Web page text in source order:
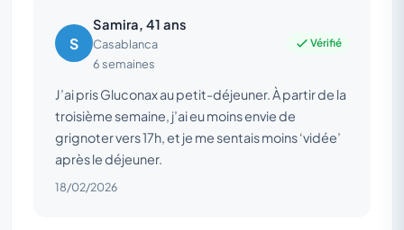
S
Samira, 41 ans
Casablanca
6 semaines
Vérifié
J’ai pris Gluconax au petit-déjeuner. À partir de la
troisième semaine, j’ai eu moins envie de
grignoter vers 17h, et je me sentais moins ‘vidée’
après le déjeuner.
18/02/2026